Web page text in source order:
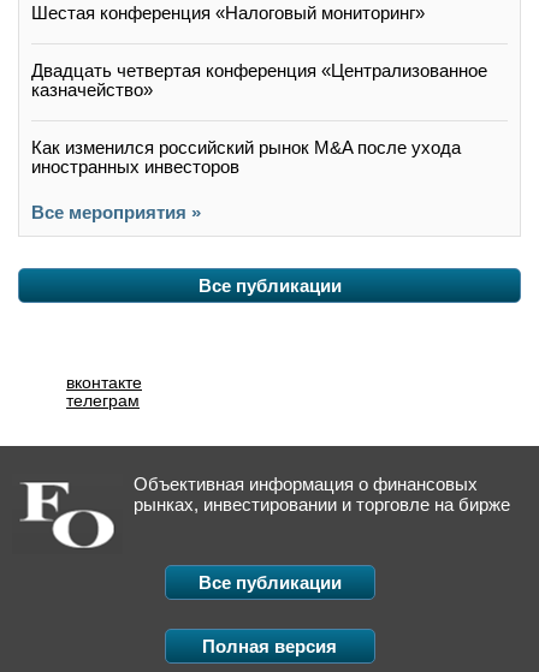
Шестая конференция «Налоговый мониторинг»
Двадцать четвертая конференция «Централизованное
казначейство»
Как изменился российский рынок M&A после ухода
иностранных инвесторов
Все мероприятия »
Все публикации
вконтакте
телеграм
Объективная информация о финансовых
рынках, инвестировании и торговле на бирже
Все публикации
Полная версия